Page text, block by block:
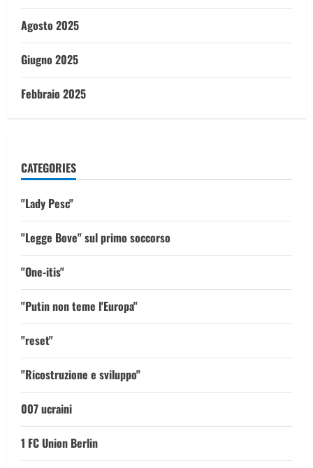
Agosto 2025
Giugno 2025
Febbraio 2025
CATEGORIES
"Lady Pesc"
"Legge Bove" sul primo soccorso
"One-itis"
"Putin non teme l'Europa"
"reset"
"Ricostruzione e sviluppo"
007 ucraini
1 FC Union Berlin